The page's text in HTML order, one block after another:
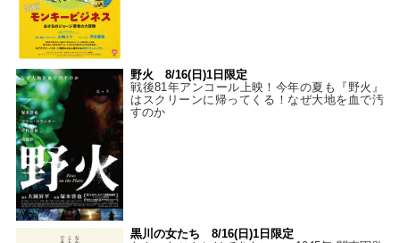
野火 8/16(日)1日限定
戦後81年アンコール上映！今年の夏も『野火』
はスクリーンに帰ってくる！なぜ大地を血で汚
すのか
黒川の女たち 8/16(日)1日限定